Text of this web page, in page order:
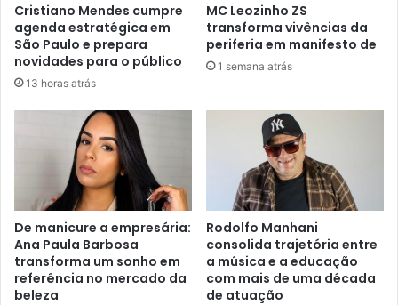
Cristiano Mendes cumpre
agenda estratégica em
São Paulo e prepara
novidades para o público
13 horas atrás
MC Leozinho ZS
transforma vivências da
periferia em manifesto de
1 semana atrás
De manicure a empresária:
Ana Paula Barbosa
transforma um sonho em
referência no mercado da
beleza
Rodolfo Manhani
consolida trajetória entre
a música e a educação
com mais de uma década
de atuação